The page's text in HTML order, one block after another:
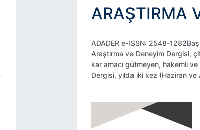
ARAŞTIRMA
ADADER e-ISSN: 2548-
Araştırma ve Deneyim Dergisi,
kar amacı gütmeyen, hakemli
Dergisi, yılda iki kez (Haziran ve